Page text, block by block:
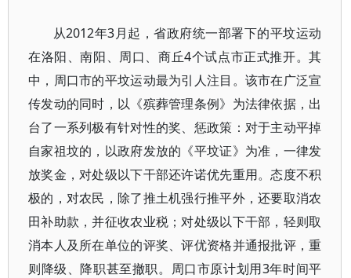
从2012年3月起，省政府统一部署下的平坟运动
在洛阳、南阳、周口、商丘4个试点市正式推开。其
中，周口市的平坟运动最为引人注目。该市在广泛宣
传发动的同时，以《殡葬管理条例》为法律依据，出
台了一系列极有针对性的奖、惩政策：对于主动平掉
自家祖坟的，以政府发放的《平坟证》为准，一律发
放奖金，对处级以下干部还许诺优先重用。态度不积
极的，对农民，除了推土机强行推平外，还要取消农
田补助款，并征收农业税；对处级以下干部，轻则取
消本人及所在单位的评奖、评优资格并通报批评，重
则降级、降职甚至撤职。周口市原计划用3年时间平